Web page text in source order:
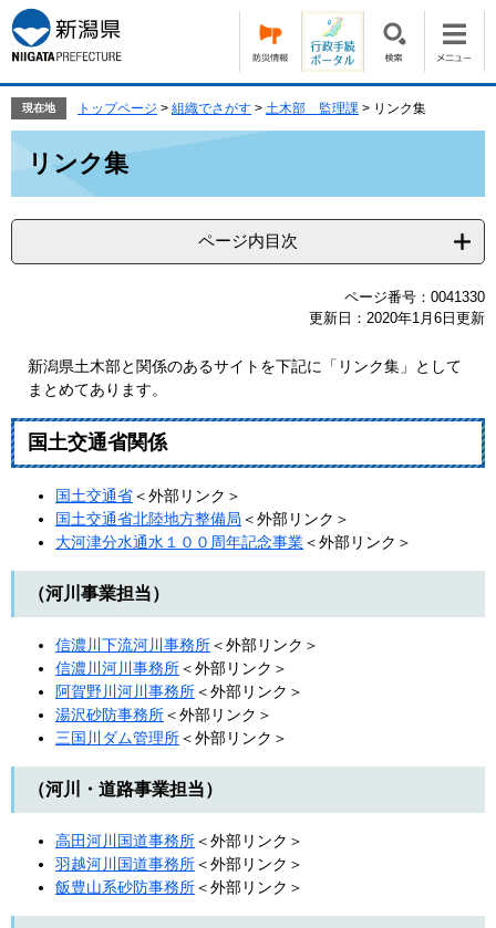
ー
ジ
の
頭
ニ
ュ
ー
飛
て
本
へ
現在地 トップページ > 組織でさがす > 土木部 監理課 > リンク集
リンク集
ページ内目次
ページ番号：0041330
更新日：2020年1月6日更新
新潟県土木部と関係のあるサイトを下記に「リンク集」として
まとめてあります。
国土交通省関係
国土交通省＜外部リンク＞
国土交通省北陸地方整備局 ＜外部リンク＞
大河津分水通水１００周年記念事業＜外部リンク＞
（河川事業担当）
信濃川下流河川事務所＜外部リンク＞
信濃川河川事務所＜外部リンク＞
阿賀野川河川事務所＜外部リンク＞
湯沢砂防事務所＜外部リンク＞
三国川ダム管理所＜外部リンク＞
（河川・道路事業担当）
高田河川国道事務所＜外部リンク＞
羽越河川国道事務所＜外部リンク＞
飯豊山系砂防事務所＜外部リンク＞